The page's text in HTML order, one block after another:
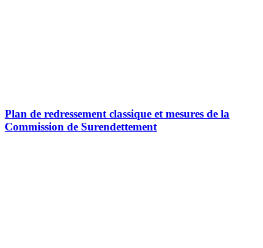
Plan de redressement classique et mesures de la
Commission de Surendettement